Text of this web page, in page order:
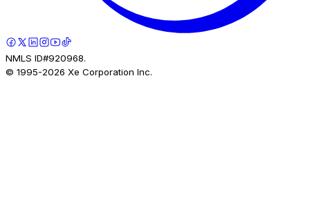
NMLS ID#920968.
© 1995-2026 Xe Corporation Inc.